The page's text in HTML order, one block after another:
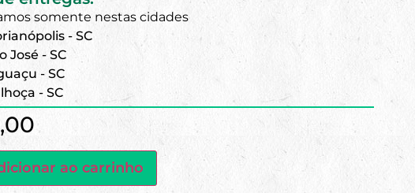
somente nestas cidades
- SC
José - SC
- SC
- SC
ao carrinho